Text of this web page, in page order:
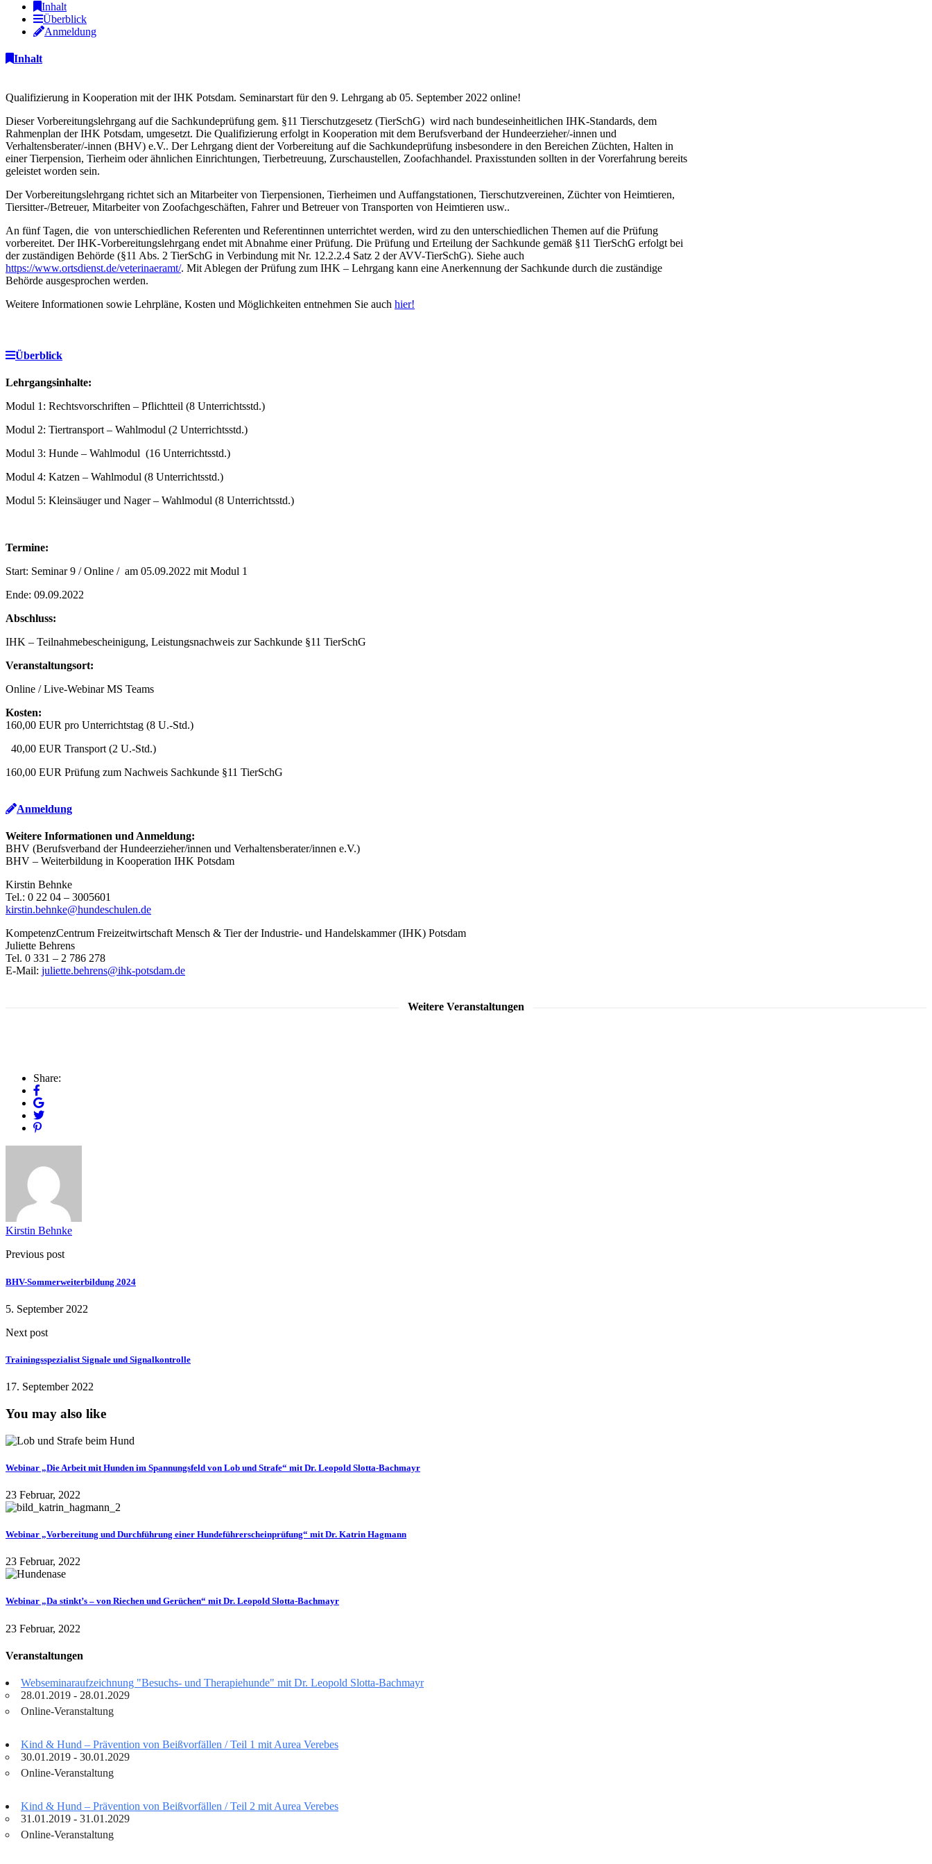
Inhalt
Überblick
Anmeldung
Inhalt
Qualifizierung in Kooperation mit der IHK Potsdam. Seminarstart für den 9. Lehrgang ab 05. September 2022 online!
Dieser Vorbereitungslehrgang auf die Sachkundeprüfung gem. §11 Tierschutzgesetz (TierSchG) wird nach bundeseinheitlichen IHK-Standards, dem
Rahmenplan der IHK Potsdam, umgesetzt. Die Qualifizierung erfolgt in Kooperation mit dem Berufsverband der Hundeerzieher/-innen und
Verhaltensberater/-innen (BHV) e.V.. Der Lehrgang dient der Vorbereitung auf die Sachkundeprüfung insbesondere in den Bereichen Züchten, Halten in
einer Tierpension, Tierheim oder ähnlichen Einrichtungen, Tierbetreuung, Zurschaustellen, Zoofachhandel. Praxisstunden sollten in der Vorerfahrung bereits
geleistet worden sein.
Der Vorbereitungslehrgang richtet sich an Mitarbeiter von Tierpensionen, Tierheimen und Auffangstationen, Tierschutzvereinen, Züchter von Heimtieren,
Tiersitter-/Betreuer, Mitarbeiter von Zoofachgeschäften, Fahrer und Betreuer von Transporten von Heimtieren usw..
An fünf Tagen, die von unterschiedlichen Referenten und Referentinnen unterrichtet werden, wird zu den unterschiedlichen Themen auf die Prüfung
vorbereitet. Der IHK-Vorbereitungslehrgang endet mit Abnahme einer Prüfung. Die Prüfung und Erteilung der Sachkunde gemäß §11 TierSchG erfolgt bei
der zuständigen Behörde (§11 Abs. 2 TierSchG in Verbindung mit Nr. 12.2.2.4 Satz 2 der AVV-TierSchG). Siehe auch
https://www.ortsdienst.de/veterinaeramt/. Mit Ablegen der Prüfung zum IHK – Lehrgang kann eine Anerkennung der Sachkunde durch die zuständige
Behörde ausgesprochen werden.
Weitere Informationen sowie Lehrpläne, Kosten und Möglichkeiten entnehmen Sie auch hier!
Überblick
Lehrgangsinhalte:
Modul 1: Rechtsvorschriften – Pflichtteil (8 Unterrichtsstd.)
Modul 2: Tiertransport – Wahlmodul (2 Unterrichtsstd.)
Modul 3: Hunde – Wahlmodul (16 Unterrichtsstd.)
Modul 4: Katzen – Wahlmodul (8 Unterrichtsstd.)
Modul 5: Kleinsäuger und Nager – Wahlmodul (8 Unterrichtsstd.)
Termine:
Start: Seminar 9 / Online / am 05.09.2022 mit Modul 1
Ende: 09.09.2022
Abschluss:
IHK – Teilnahmebescheinigung, Leistungsnachweis zur Sachkunde §11 TierSchG
Veranstaltungsort:
Online / Live-Webinar MS Teams
Kosten:
160,00 EUR pro Unterrichtstag (8 U.-Std.)
40,00 EUR Transport (2 U.-Std.)
160,00 EUR Prüfung zum Nachweis Sachkunde §11 TierSchG
Anmeldung
Weitere Informationen und Anmeldung:
BHV (Berufsverband der Hundeerzieher/innen und Verhaltensberater/innen e.V.)
BHV – Weiterbildung in Kooperation IHK Potsdam
Kirstin Behnke
Tel.: 0 22 04 – 3005601
kirstin.behnke@hundeschulen.de
KompetenzCentrum Freizeitwirtschaft Mensch & Tier der Industrie- und Handelskammer (IHK) Potsdam
Juliette Behrens
Tel. 0 331 – 2 786 278
E-Mail: juliette.behrens@ihk-potsdam.de
Weitere Veranstaltungen
Share:
Kirstin Behnke
Previous post
BHV-Sommerweiterbildung 2024
5. September 2022
Next post
Trainingsspezialist Signale und Signalkontrolle
17. September 2022
You may also like
Webinar „Die Arbeit mit Hunden im Spannungsfeld von Lob und Strafe“ mit Dr. Leopold Slotta-Bachmayr
23 Februar, 2022
Webinar „Vorbereitung und Durchführung einer Hundeführerscheinprüfung“ mit Dr. Katrin Hagmann
23 Februar, 2022
Webinar „Da stinkt’s – von Riechen und Gerüchen“ mit Dr. Leopold Slotta-Bachmayr
23 Februar, 2022
Veranstaltungen
Webseminaraufzeichnung "Besuchs- und Therapiehunde" mit Dr. Leopold Slotta-Bachmayr
28.01.2019 - 28.01.2029
Online-Veranstaltung
Kind & Hund – Prävention von Beißvorfällen / Teil 1 mit Aurea Verebes
30.01.2019 - 30.01.2029
Online-Veranstaltung
Kind & Hund – Prävention von Beißvorfällen / Teil 2 mit Aurea Verebes
31.01.2019 - 31.01.2029
Online-Veranstaltung